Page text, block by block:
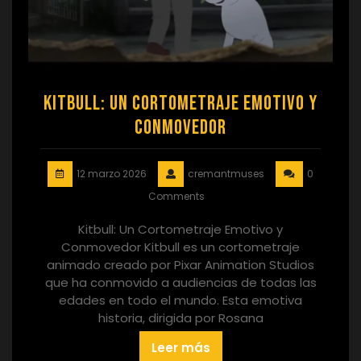
Kitbull: Un Cortometraje Emotivo y
Conmovedor
12 marzo 2026 cremantmuses
0
Comments
Kitbull: Un Cortometraje Emotivo y
Conmovedor Kitbull es un cortometraje
animado creado por Pixar Animation Studios
que ha conmovido a audiencias de todas las
edades en todo el mundo. Esta emotiva
historia, dirigida por Rosana
Leer más